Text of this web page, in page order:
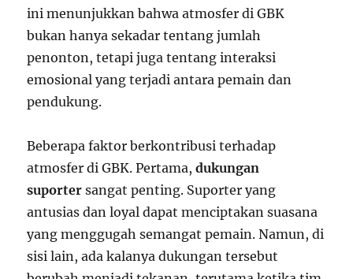
ini menunjukkan bahwa atmosfer di GBK
bukan hanya sekadar tentang jumlah
penonton, tetapi juga tentang interaksi
emosional yang terjadi antara pemain dan
pendukung.
Beberapa faktor berkontribusi terhadap
atmosfer di GBK. Pertama,dukungan
suporter sangat penting. Suporter yang
antusias dan loyal dapat menciptakan suasana
yang menggugah semangat pemain. Namun, di
sisi lain, ada kalanya dukungan tersebut